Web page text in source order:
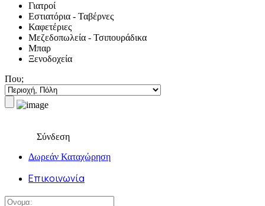
Γιατροί
Εστιατόρια - Ταβέρνες
Καφετέριες
Μεζεδοπωλεία - Τσιπουράδικα
Μπαρ
Ξενοδοχεία
Που;
Σύνδεση
Δωρεάν Καταχώρηση
Επικοινωνία